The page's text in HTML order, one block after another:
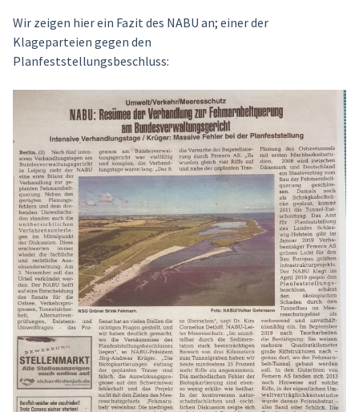
Wir zeigen hier ein Fazit des NABU an; einer der
Klageparteien gegen den
Planfeststellungsbeschluss: